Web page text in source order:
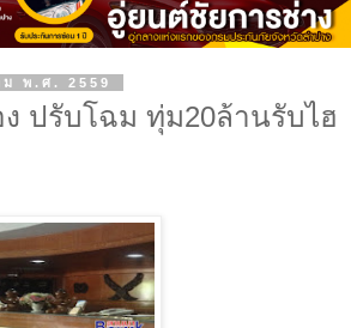
พ.ศ. 2559
ง ปรับโฉม ทุ่ม20ล้านรับไฮ